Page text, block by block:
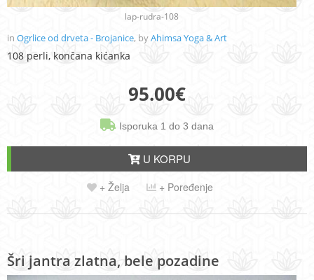
lap-rudra-108
in Ogrlice od drveta - Brojanice, byAhimsa Yoga & Art
108 perli, končana kićanka
95.00€
Isporuka 1 do 3 dana
U KORPU
+ Želja + Poređenje
Šri jantra zlatna, bele pozadine